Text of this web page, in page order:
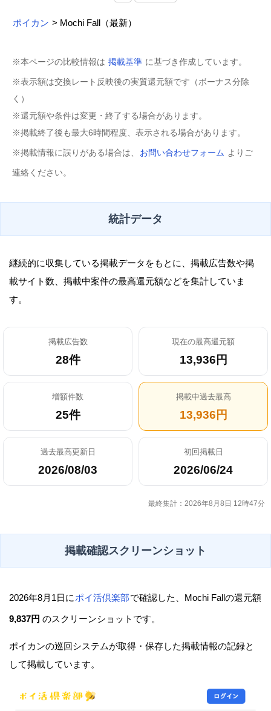
ポイカン > Mochi Fall（最新）
※本ページの比較情報は 掲載基準 に基づき作成しています。
※表示額は交換レート反映後の実質還元額です（ボーナス分除
く）
※還元額や条件は変更・終了する場合があります。
※掲載終了後も最大6時間程度、表示される場合があります。
※掲載情報に誤りがある場合は、 お問い合わせフォーム よりご
連絡ください。
統計データ
継続的に収集している掲載データをもとに、掲載広告数や掲
載サイト数、掲載中案件の最高還元額などを集計していま
す。
掲載広告数
28件
現在の最高還元額
13,936円
増額件数
25件
掲載中過去最高
13,936円
過去最高更新日
2026/08/03
初回掲載日
2026/06/24
最終集計：2026年8月8日 12時47分
掲載確認スクリーンショット
2026年8月1日に ポイ活倶楽部で確認した、Mochi Fallの還元額
9,837円 のスクリーンショットです。
ポイカンの巡回システムが取得・保存した掲載情報の記録と
して掲載しています。